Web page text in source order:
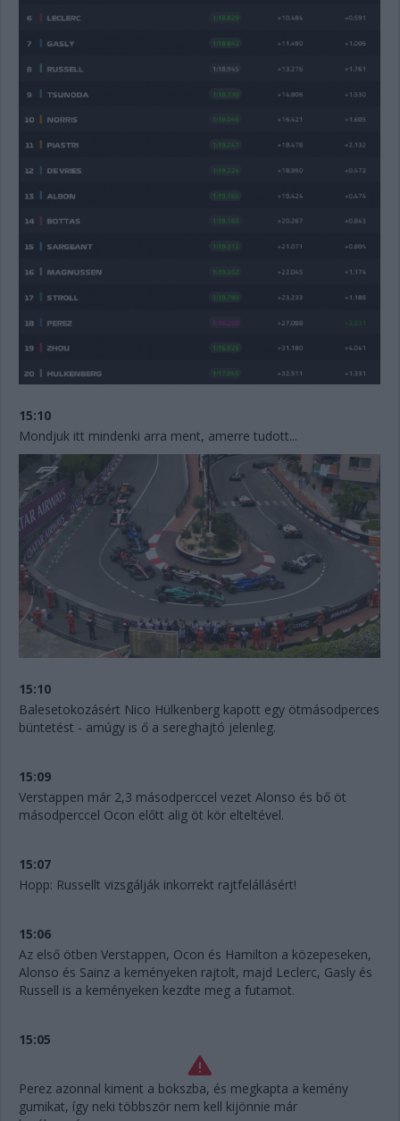
15:10
Mondjuk itt mindenki arra ment, amerre tudott...
15:10
Balesetokozásért Nico Hülkenberg kapott egy ötmásodperces
büntetést - amúgy is ő a sereghajtó jelenleg.
15:09
Verstappen már 2,3 másodperccel vezet Alonso és bő öt
másodperccel Ocon előtt alig öt kör elteltével.
15:07
Hopp: Russellt vizsgálják inkorrekt rajtfelállásért!
15:06
Az első ötben Verstappen, Ocon és Hamilton a közepeseken,
Alonso és Sainz a keményeken rajtolt, majd Leclerc, Gasly és
Russell is a keményeken kezdte meg a futamot.
15:05
Perez azonnal kiment a bokszba, és megkapta a kemény
gumikat, így neki többször nem kell kijönnie már